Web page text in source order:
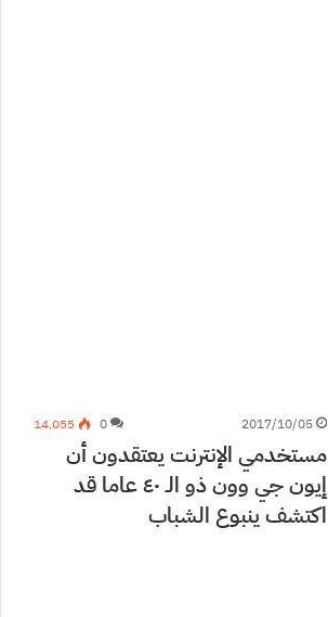
2017/10/05
0 14٬055
مستخدمي الإنترنت يعتقدون أن
إيون جي وون ذو الـ ٤٠ عاما قد
اكتشف ينبوع الشباب